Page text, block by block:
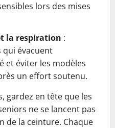
lors des mises
la respiration :
qui évacuent
et éviter les modèles
un effort soutenu.
gardez en tête que les
ne se lancent pas
de la ceinture. Chaque